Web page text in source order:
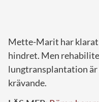
Mette-Marit har klarat
hindret. Men
lungtransplantation är
krävande.